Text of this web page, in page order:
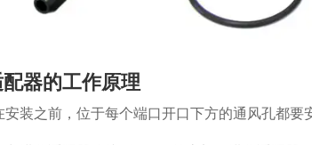
器的工作原理
安装之前，位于每个端口开口下方的通风孔都要